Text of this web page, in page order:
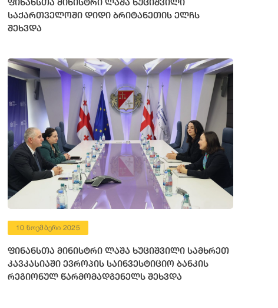
საქართველოში დიდი ბრიტანეთის ელჩს
შეხვდა
10 ნოემბერი 2025
ფინანსთა მინისტრი ლაშა ხუციშვილი სამხრეთ
კავკასიაში ევროპის საინვესტიციო ბანკის
რეგიონულ წარმომადგენელს შეხვდა